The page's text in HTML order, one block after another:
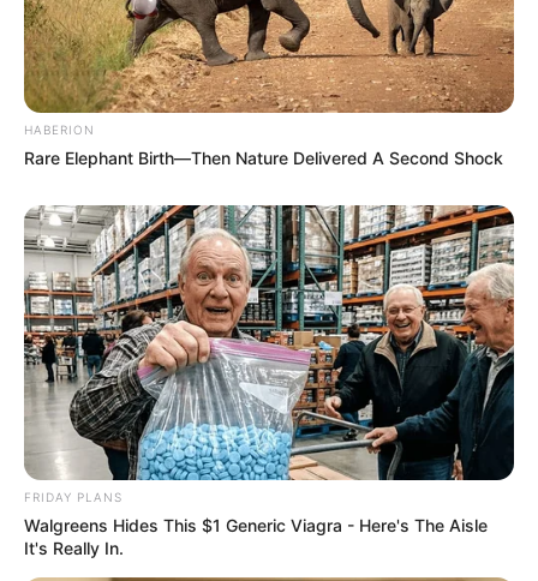
HABERION
Rare Elephant Birth—Then Nature Delivered A Second Shock
FRIDAY PLANS
Walgreens Hides This $1 Generic Viagra - Here's The Aisle
It's Really In.